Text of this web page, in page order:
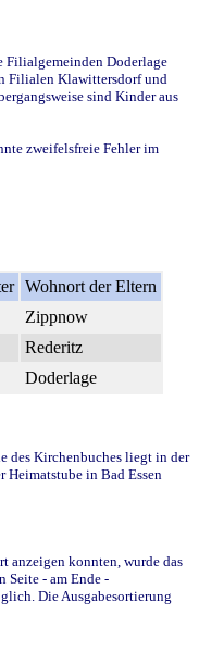
Filialgemeinden Doderlage
Filialen Klawittersdorf und
sind Kinder aus
zweifelsfreie Fehler im
Wohnort der Eltern
Zippnow
Rederitz
Doderlage
des Kirchenbuches liegt in der
Heimatstube in Bad Essen
anzeigen konnten, wurde das
Seite - am Ende -
Die Ausgabesortierung